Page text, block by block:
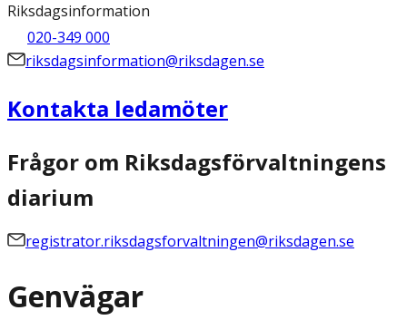
Riksdagsinformation
020-349 000
riksdagsinformation@riksdagen.se
Kontakta ledamöter
Frågor om Riksdagsförvaltningens
diarium
registrator.riksdagsforvaltningen@riksdagen.se
Genvägar